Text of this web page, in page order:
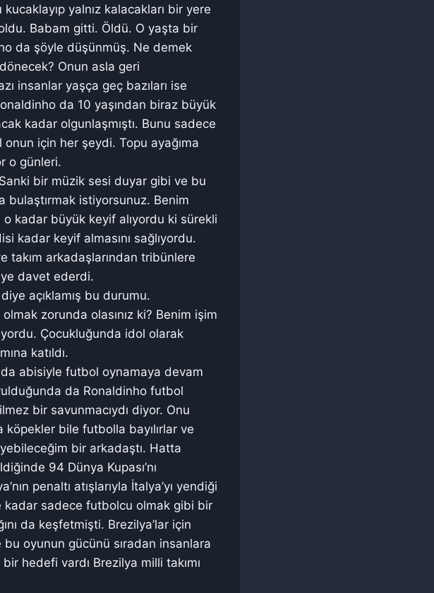
yalnız kalacakları bir yere
Babam gitti. Öldü. O yaşta bir
da şöyle düşünmüş. Ne demek
Onun asla geri
insanlar yaşça geç bazıları ise
da 10 yaşından biraz büyük
kadar olgunlaşmıştı. Bunu sadece
için her şeydi. Topu ayağıma
o günleri.
bir müzik sesi duyar gibi ve bu
bulaştırmak istiyorsunuz. Benim
kadar büyük keyif alıyordu ki sürekli
kadar keyif almasını sağlıyordu.
takım arkadaşlarından tribünlere
davet ederdi.
açıklamış bu durumu.
zorunda olasınız ki? Benim işim
Çocukluğunda idol olarak
katıldı.
abisiyle futbol oynamaya devam
da Ronaldinho futbol
bir savunmacıydı diyor. Onu
köpekler bile futbolla bayılırlar ve
bir arkadaştı. Hatta
94 Dünya Kupası’nı
penaltı atışlarıyla İtalya’yı yendiği
kadar sadece futbolcu olmak gibi bir
da keşfetmişti. Brezilya’lar için
oyunun gücünü sıradan insanlara
hedefi vardı Brezilya milli takımı